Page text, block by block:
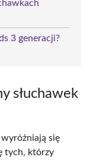
3 generacji?
słuchawek
się
tych, którzy